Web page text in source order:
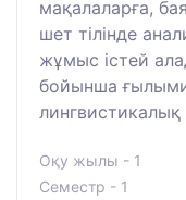
мақалаларға,
шет тілінде
жұмыс істей
бойынша
лингвистикалық
Оқу жылы - 1
Семестр - 1